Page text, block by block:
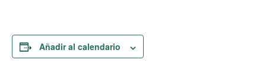
Añadir al calendario